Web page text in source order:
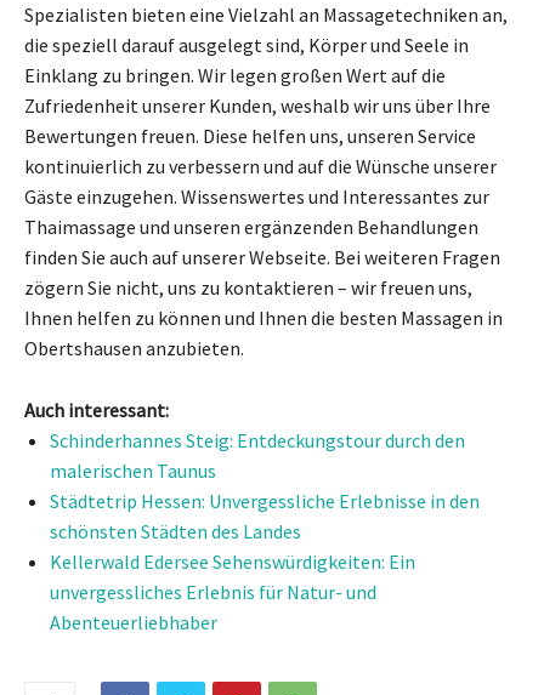
Spezialisten bieten eine Vielzahl an Massagetechniken an,
die speziell darauf ausgelegt sind, Körper und Seele in
Einklang zu bringen. Wir legen großen Wert auf die
Zufriedenheit unserer Kunden, weshalb wir uns über Ihre
Bewertungen freuen. Diese helfen uns, unseren Service
kontinuierlich zu verbessern und auf die Wünsche unserer
Gäste einzugehen. Wissenswertes und Interessantes zur
Thaimassage und unseren ergänzenden Behandlungen
finden Sie auch auf unserer Webseite. Bei weiteren Fragen
zögern Sie nicht, uns zu kontaktieren – wir freuen uns,
Ihnen helfen zu können und Ihnen die besten Massagen in
Obertshausen anzubieten.
Auch interessant:
Schinderhannes Steig: Entdeckungstour durch den
malerischen Taunus
Städtetrip Hessen: Unvergessliche Erlebnisse in den
schönsten Städten des Landes
Kellerwald Edersee Sehenswürdigkeiten: Ein
unvergessliches Erlebnis für Natur- und
Abenteuerliebhaber